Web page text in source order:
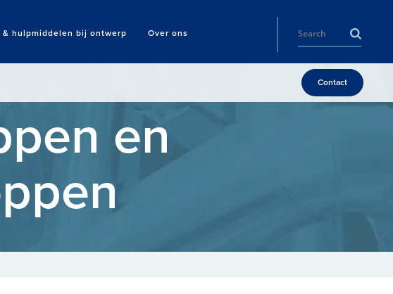
& hulpmiddelen bij ontwerp Over ons
Contact
en